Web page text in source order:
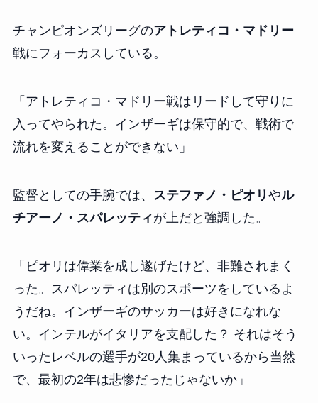
チャンピオンズリーグのアトレティコ・マドリー
戦にフォーカスしている。
「アトレティコ・マドリー戦はリードして守りに
入ってやられた。インザーギは保守的で、戦術で
流れを変えることができない」
監督としての手腕では、 ステファノ・ピオリ やル
チアーノ・スパレッティが上だと強調した。
「ピオリは偉業を成し遂げたけど、非難されまく
った。スパレッティは別のスポーツをしているよ
うだね。インザーギのサッカーは好きになれな
い。インテルがイタリアを支配した？ それはそう
いったレベルの選手が20人集まっているから当然
で、最初の2年は悲惨だったじゃないか」